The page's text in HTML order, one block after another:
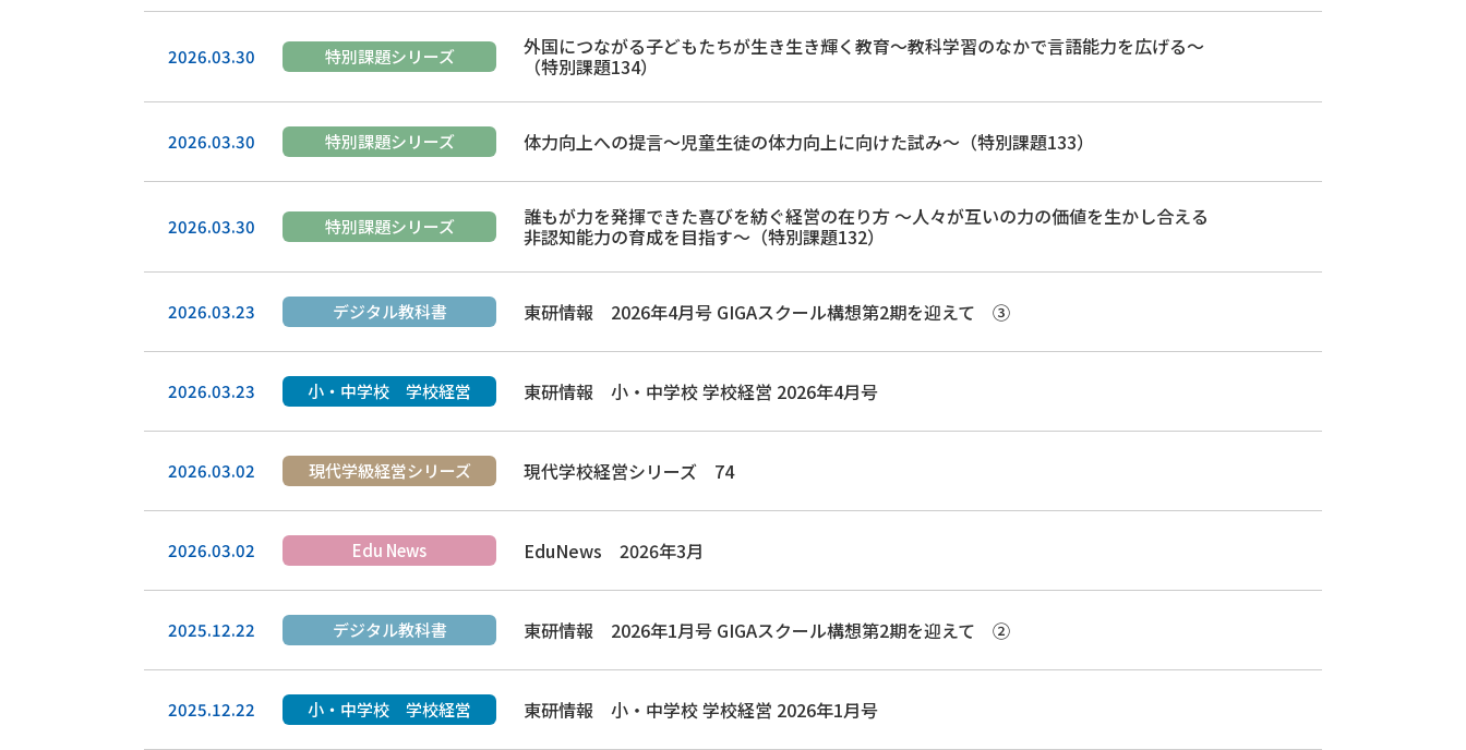
2026.03.30 特別課題シリーズ 外国につながる子どもたちが生き生き輝く教育～教科学習のなかで言語能力を広げる～
（特別課題134）
2026.03.30 特別課題シリーズ 体力向上への提言～児童生徒の体力向上に向けた試み～（特別課題133）
2026.03.30 特別課題シリーズ 誰もが力を発揮できた喜びを紡ぐ経営の在り方 ～人々が互いの力の価値を生かし合える
非認知能力の育成を目指す～（特別課題132）
2026.03.23 デジタル教科書 東研情報 2026年4月号 GIGAスクール構想第2期を迎えて ③
2026.03.23 小・中学校 学校経営 東研情報 小・中学校 学校経営 2026年4月号
2026.03.02 現代学級経営シリーズ 現代学校経営シリーズ 74
2026.03.02 Edu News EduNews 2026年3月
2025.12.22 デジタル教科書 東研情報 2026年1月号 GIGAスクール構想第2期を迎えて ②
2025.12.22 小・中学校 学校経営 東研情報 小・中学校 学校経営 2026年1月号